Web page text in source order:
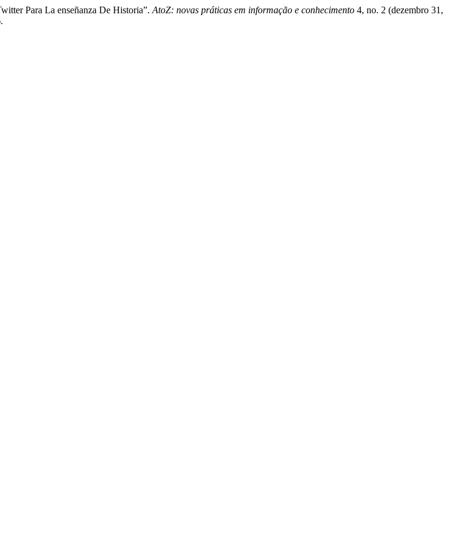
Para La enseñanza De Historia”. AtoZ: novas práticas em informação e conhecimento 4, no. 2 (dezembro 31,